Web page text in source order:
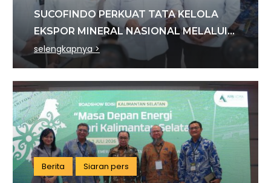
SUCOFINDO PERKUAT TATA KELOLA
EKSPOR MINERAL NASIONAL MELALUI
SINERGI DENGAN KSP DAN DANANTARA
selengkapnya >
Berita Siaran pers